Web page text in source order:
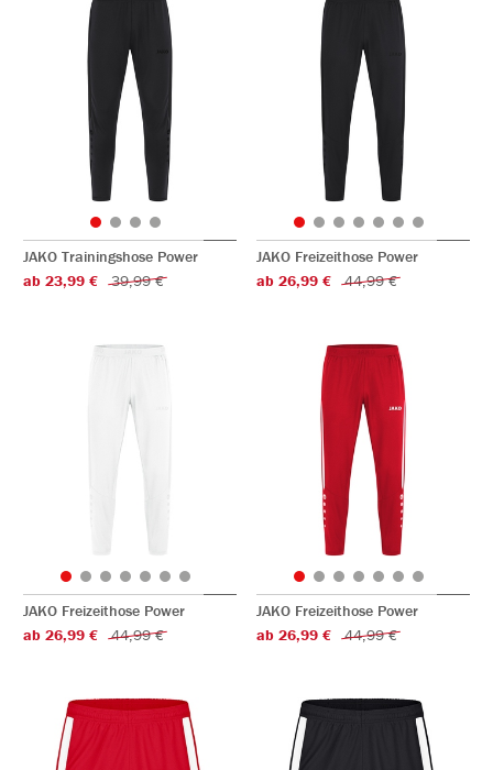
JAKO Trainingshose Power
ab 23,99 €
39,99 €
JAKO Freizeithose Power
ab 26,99 €
44,99 €
JAKO Freizeithose Power
ab 26,99 €
44,99 €
JAKO Freizeithose Power
ab 26,99 €
44,99 €